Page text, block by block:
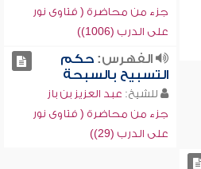
جزء من محاضرة ( فتاوى نور
على الدرب (1006))
الفهرس:حكم
التسبيح بالسبحة
للشيخ: عبد العزيز بن باز
جزء من محاضرة ( فتاوى نور
على الدرب (29))